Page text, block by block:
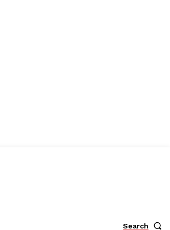
Search